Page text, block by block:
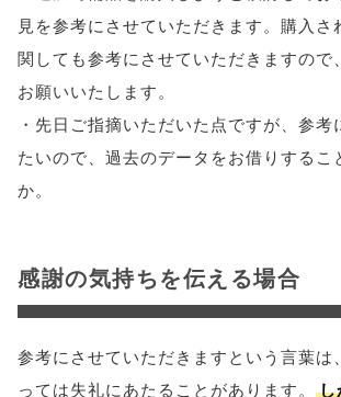
見を参考にさせていただきます。購入さ
関しても参考にさせていただきますので
お願いいたします。
・先日ご指摘いただいた点ですが、参考
たいので、過去のデータをお借りするこ
か。
感謝の気持ちを伝える場合
参考にさせていただきますという言葉は
っては失礼にあたることがあります。
し